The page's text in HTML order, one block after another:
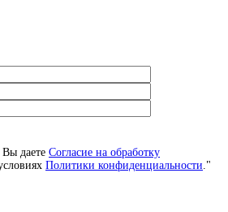
даете Согласие на обработку
Политики конфиденциальности ."